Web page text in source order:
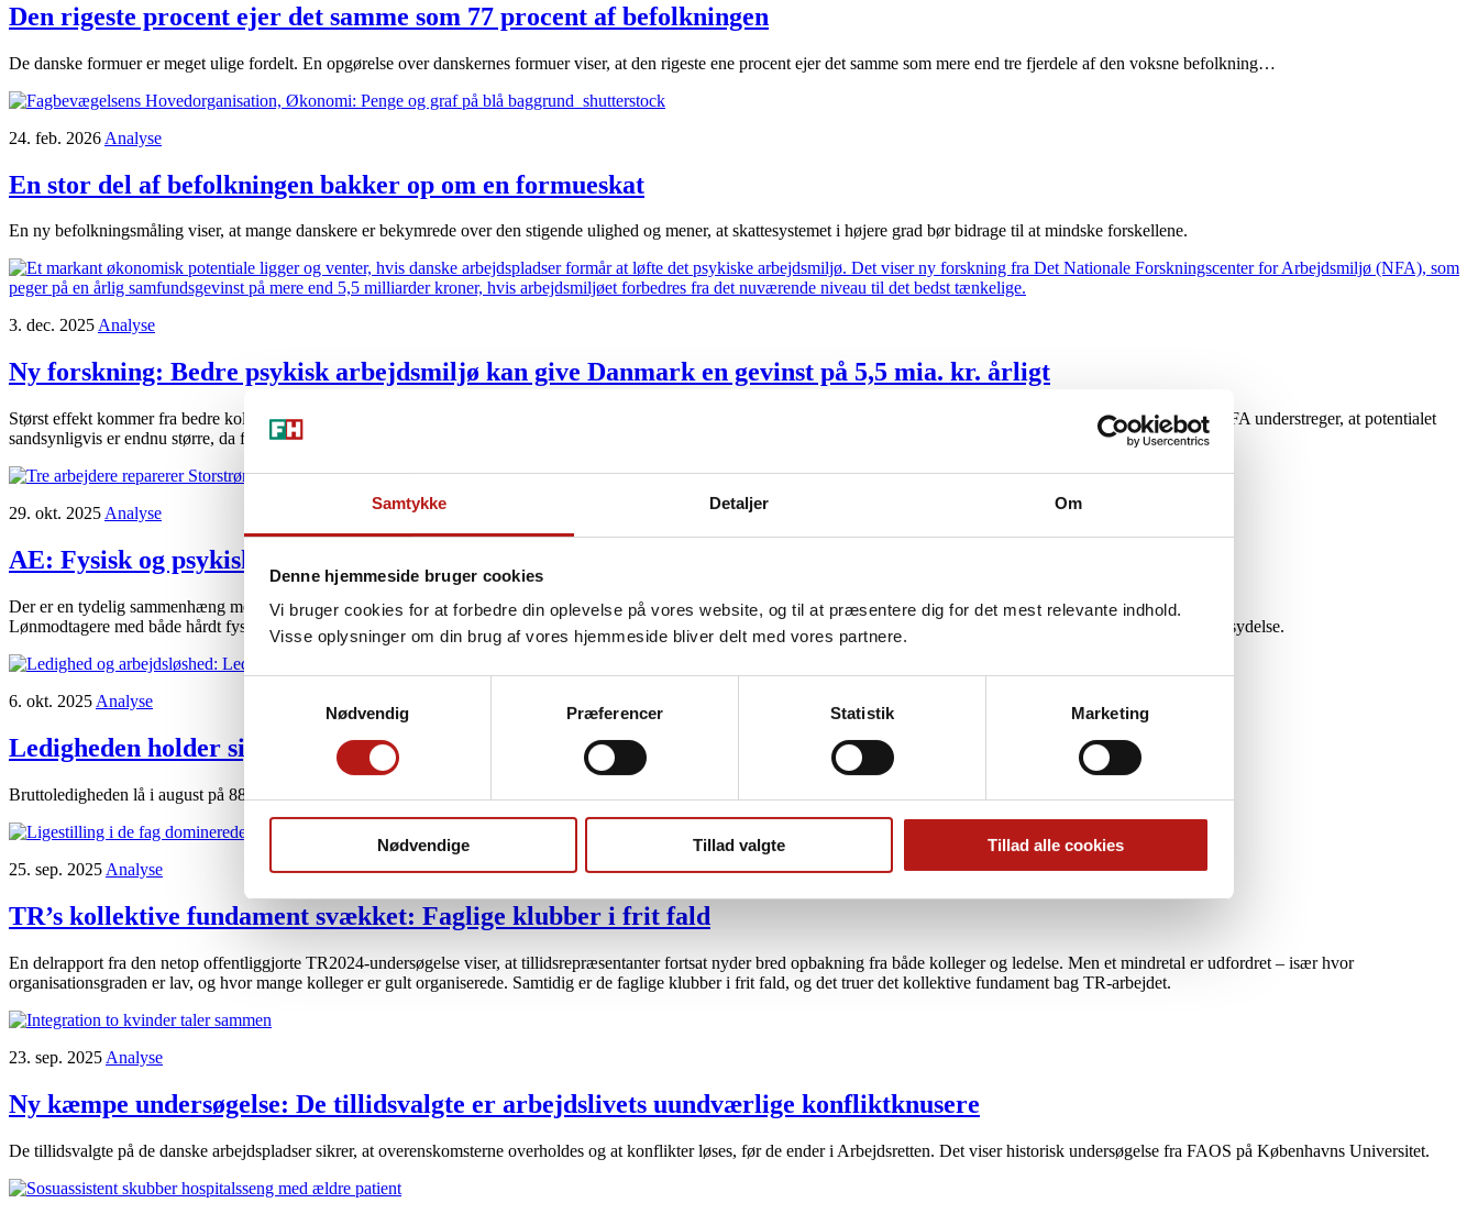
Samtykke Detaljer Om
Denne hjemmeside bruger cookies
Vi bruger cookies for at forbedre din oplevelse på vores website, og til at præsentere dig for det mest relevante indhold.
Visse oplysninger om din brug af vores hjemmeside bliver delt med vores partnere.
Nødvendig
Præferencer Statistik Marketing
Nødvendige Tillad valgte Tillad alle cookies
Den rigeste procent ejer det samme som 77 procent af befolkningen
De danske formuer er meget ulige fordelt. En opgørelse over danskernes formuer viser, at den rigeste ene procent ejer det samme som mere end tre fjerdele af den voksne befolkning…
24. feb. 2026 Analyse
En stor del af befolkningen bakker op om en formueskat
En ny befolkningsmåling viser, at mange danskere er bekymrede over den stigende ulighed og mener, at skattesystemet i højere grad bør bidrage til at mindske forskellene.
3. dec. 2025Analyse
Ny forskning: Bedre psykisk arbejdsmiljø kan give Danmark en gevinst på 5,5 mia. kr. årligt
Størst effekt kommer fra bedre kollegial støtte, mere indflydelse og højere ledelseskvalitet. Hele 99 procent af gevinsten stammer fra mindre sygefravær blandt medarbejderne. NFA understreger, at potentialet
sandsynligvis er endnu større, da flere omkostninger ikke er medregnet.
29. okt. 2025 Analyse
AE: Fysisk og psykisk pres dobler risikoen for tidlig pension
Der er en tydelig sammenhæng mellem hårdt arbejdsmiljø og tidlig tilbagetrækning.
Lønmodtagere med både hårdt fysisk og psykisk arbejdsmiljø har over dobbelt så stor risiko for at forlade arbejdsmarkedet før tid – hver fjerde ender på en tidlig tilbagetrækningsydelse.
6. okt. 2025 Analyse
Ledigheden holder sig stabil – fortsat lavt niveau
Bruttoledigheden lå i august på 88.000 fuldtidspersoner, stort set uændret fra juli, og på et lavt niveau sammenlignet med før corona.
25. sep. 2025 Analyse
TR’s kollektive fundament svækket: Faglige klubber i frit fald
En delrapport fra den netop offentliggjorte TR2024-undersøgelse viser, at tillidsrepræsentanter fortsat nyder bred opbakning fra både kolleger og ledelse. Men et mindretal er udfordret – især hvor
organisationsgraden er lav, og hvor mange kolleger er gult organiserede. Samtidig er de faglige klubber i frit fald, og det truer det kollektive fundament bag TR-arbejdet.
23. sep. 2025 Analyse
Ny kæmpe undersøgelse: De tillidsvalgte er arbejdslivets uundværlige konfliktknusere
De tillidsvalgte på de danske arbejdspladser sikrer, at overenskomsterne overholdes og at konflikter løses, før de ender i Arbejdsretten. Det viser historisk undersøgelse fra FAOS på Københavns Universitet.